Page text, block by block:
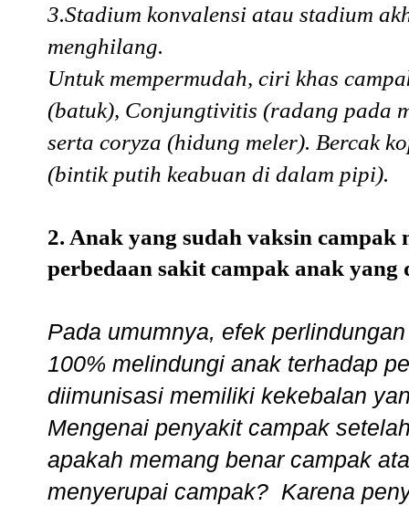
3.Stadium konvalensi atau stadium
menghilang.
Untuk mempermudah, ciri khas
(batuk), Conjungtivitis (radang pada
serta coryza (hidung meler). Bercak
(bintik putih keabuan di dalam pipi).
2. Anak yang sudah vaksin campak
perbedaan sakit campak anak
Pada umumnya, efek
100% melindungi anak terhadap
diimunisasi memiliki kekebalan
Mengenai penyakit campak
apakah memang benar campak
menyerupai campak? Karena